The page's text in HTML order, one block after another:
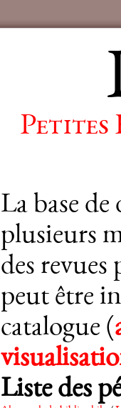
Petites
La base
plusieurs
des revues
peut être
catalogue (
Liste des